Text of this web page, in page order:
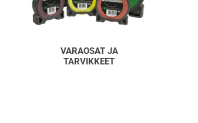
VARAOSAT JA
TARVIKKEET